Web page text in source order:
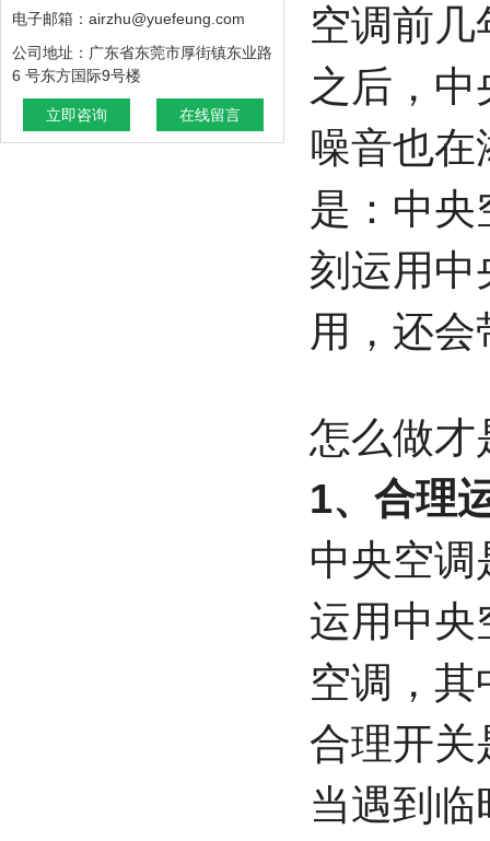
电子邮箱：airzhu@yuefeung.com
公司地址：广东省东莞市厚街镇东业路
6 号东方国际9号楼
立即咨询 在线留言
空调前
之后，
噪音也在
是：中央
刻运用中
用，还
怎么做才
1、合理
中央空调
运用中央
空调，
合理开关
当遇到